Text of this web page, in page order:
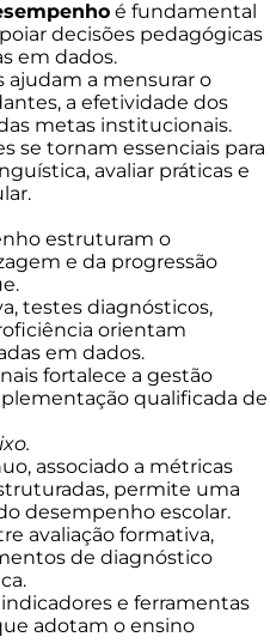
é fundamental
decisões pedagógicas
em dados.
ajudam a mensurar o
a efetividade dos
metas institucionais.
se tornam essenciais para
avaliar práticas e
estruturam o
e da progressão
testes diagnósticos,
orientam
em dados.
fortalece a gestão
qualificada de
associado a métricas
permite uma
desempenho escolar.
avaliação formativa,
de diagnóstico
e ferramentas
adotam o ensino